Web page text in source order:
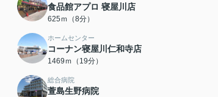
食品館アプロ 寝屋川店
625ｍ（8分）
ホームセンター
コーナン寝屋川仁和寺店
1469ｍ（19分）
総合病院
萱島生野病院